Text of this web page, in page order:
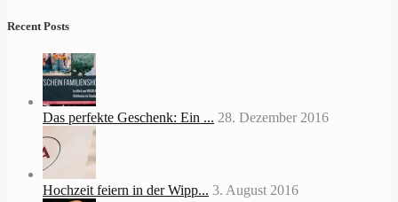
Recent Posts
Das perfekte Geschenk: Ein ... 28. Dezember 2016
Hochzeit feiern in der Wipp... 3. August 2016